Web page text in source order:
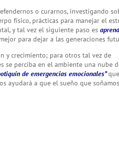
o curarnos, investigando
físico, prácticas para manejar el
y tal vez el siguiente paso es
para dejar a las generaciones
y crecimiento; para otros tal vez de
se perciba en el ambiente una nube
de emergencias emocionales” que
ayudará a que el sueño que soñamos